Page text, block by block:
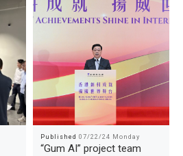
Published 07/22/24 Monday
“Gum AI” project team